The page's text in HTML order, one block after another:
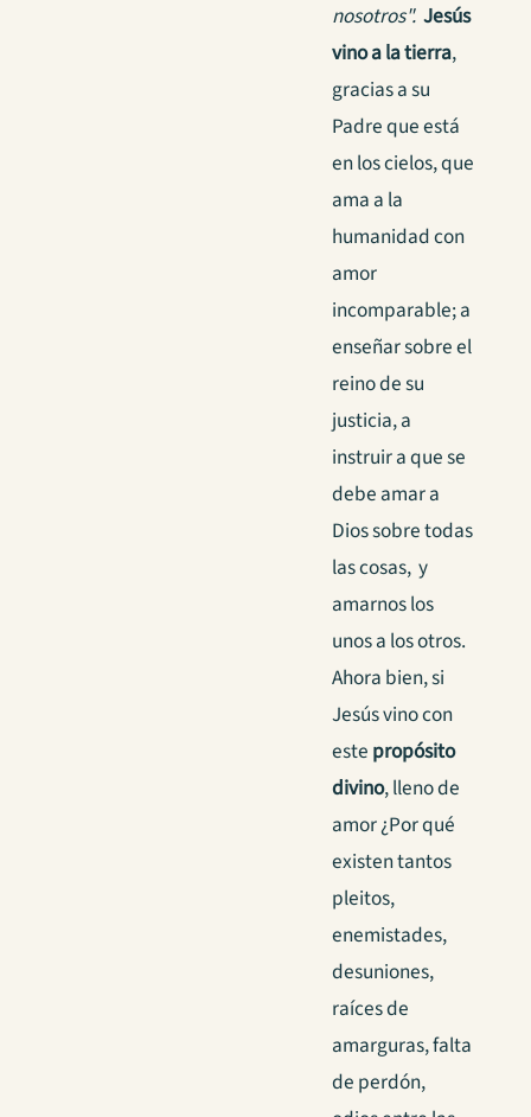
nosotros". Jesús
vino a la tierra,
gracias a su
Padre que está
en los cielos, que
ama a la
humanidad con
amor
incomparable; a
enseñar sobre el
reino de su
justicia, a
instruir a que se
debe amar a
Dios sobre todas
las cosas, y
amarnos los
unos a los otros.
Ahora bien, si
Jesús vino con
este propósito
divino, lleno de
amor ¿Por qué
existen tantos
pleitos,
enemistades,
desuniones,
raíces de
amarguras, falta
de perdón,